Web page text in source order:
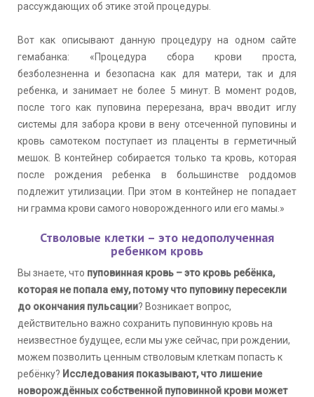
рассуждающих об этике этой процедуры.
Вот как описывают данную процедуру на одном сайте
гемабанка: «Процедура сбора крови проста,
безболезненна и безопасна как для матери, так и для
ребенка, и занимает не более 5 минут. В момент родов,
после того как пуповина перерезана, врач вводит иглу
системы для забора крови в вену отсеченной пуповины и
кровь самотеком поступает из плаценты в герметичный
мешок. В контейнер собирается только та кровь, которая
после рождения ребенка в большинстве роддомов
подлежит утилизации. При этом в контейнер не попадает
ни грамма крови самого новорожденного или его мамы.»
Стволовые клетки – это недополученная
ребенком кровь
Вы знаете, что пуповинная кровь – это кровь ребёнка,
которая не попала ему, потому что пуповину пересекли
до окончания пульсации? Возникает вопрос,
действительно важно сохранить пуповинную кровь на
неизвестное будущее, если мы уже сейчас, при рождении,
можем позволить ценным стволовым клеткам попасть к
ребёнку? Исследования показывают, что лишение
новорождённых собственной пуповинной крови может